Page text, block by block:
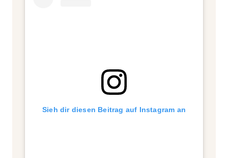
Sieh dir diesen Beitrag auf Instagram an